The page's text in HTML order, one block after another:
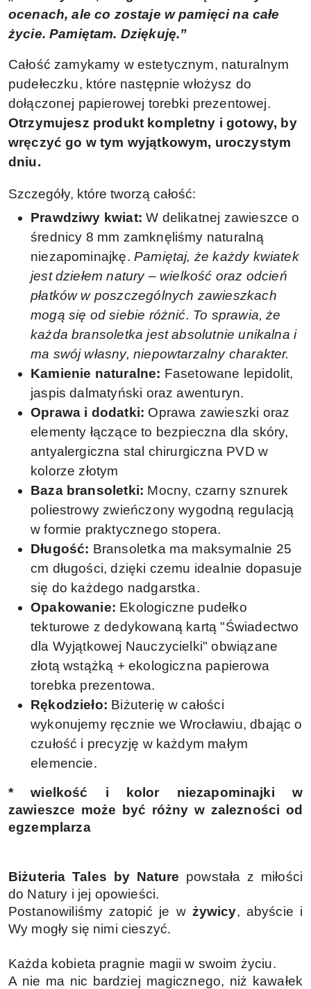
ocenach, ale co zostaje w pamięci na całe
życie. Pamiętam. Dziękuję.”
Całość zamykamy w estetycznym, naturalnym
pudełeczku, które następnie włożysz do
dołączonej papierowej torebki prezentowej.
Otrzymujesz produkt kompletny i gotowy, by
wręczyć go w tym wyjątkowym, uroczystym
dniu.
Szczegóły, które tworzą całość:
Prawdziwy kwiat: W delikatnej zawieszce o
średnicy 8 mm zamknęliśmy naturalną
niezapominajkę. Pamiętaj, że każdy kwiatek
jest dziełem natury – wielkość oraz odcień
płatków w poszczególnych zawieszkach
mogą się od siebie różnić. To sprawia, że
każda bransoletka jest absolutnie unikalna i
ma swój własny, niepowtarzalny charakter.
Kamienie naturalne: Fasetowane lepidolit,
jaspis dalmatyński oraz awenturyn.
Oprawa i dodatki: Oprawa zawieszki oraz
elementy łączące to bezpieczna dla skóry,
antyalergiczna stal chirurgiczna PVD w
kolorze złotym
Baza bransoletki: Mocny, czarny sznurek
poliestrowy zwieńczony wygodną regulacją
w formie praktycznego stopera.
Długość: Bransoletka ma maksymalnie 25
cm długości, dzięki czemu idealnie dopasuje
się do każdego nadgarstka.
Opakowanie: Ekologiczne pudełko
tekturowe z dedykowaną kartą "Świadectwo
dla Wyjątkowej Nauczycielki" obwiązane
złotą wstążką + ekologiczna papierowa
torebka prezentowa.
Rękodzieło: Biżuterię w całości
wykonujemy ręcznie we Wrocławiu, dbając o
czułość i precyzję w każdym małym
elemencie.
* wielkość i kolor niezapominajki w
zawieszce może być różny w zalezności od
egzemplarza
Biżuteria Tales by Nature powstała z miłości
do Natury i jej opowieści.
Postanowiliśmy zatopić je w żywicy, abyście i
Wy mogły się nimi cieszyć.
Każda kobieta pragnie magii w swoim życiu.
A nie ma nic bardziej magicznego, niż kawałek